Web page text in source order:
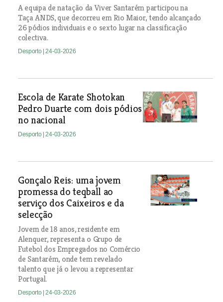
A equipa de natação da Viver Santarém participou na
Taça ANDS, que decorreu em Rio Maior, tendo alcançado
26 pódios individuais e o sexto lugar na classificação
colectiva.
Desporto | 24-03-2026
Escola de Karate Shotokan
Pedro Duarte com dois pódios
no nacional
Desporto | 24-03-2026
Gonçalo Reis: uma jovem
promessa do teqball ao
serviço dos Caixeiros e da
selecção
Jovem de 18 anos, residente em
Alenquer, representa o Grupo de
Futebol dos Empregados no Comércio
de Santarém, onde tem revelado
talento que já o levou a representar
Portugal.
Desporto | 24-03-2026